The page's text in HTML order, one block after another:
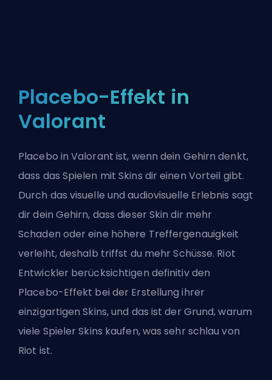
Placebo-Effekt in
Valorant
Placebo in Valorant ist, wenn dein Gehirn denkt,
dass das Spielen mit Skins dir einen Vorteil gibt.
Durch das visuelle und audiovisuelle Erlebnis sagt
dir dein Gehirn, dass dieser Skin dir mehr
Schaden oder eine höhere Treffergenauigkeit
verleiht, deshalb triffst du mehr Schüsse. Riot
Entwickler berücksichtigen definitiv den
Placebo-Effekt bei der Erstellung ihrer
einzigartigen Skins, und das ist der Grund, warum
viele Spieler Skins kaufen, was sehr schlau von
Riot ist.